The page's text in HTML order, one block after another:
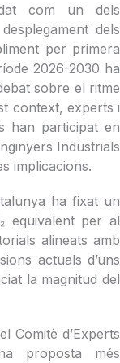
com un dels
dels
per primera
2026-2030 ha
sobre el ritme
context, experts i
han participat en
Industrials
implicacions.
ha fixat un
equivalent per al
alineats amb
actuals d’uns
la magnitud del
Comitè d’Experts
proposta més